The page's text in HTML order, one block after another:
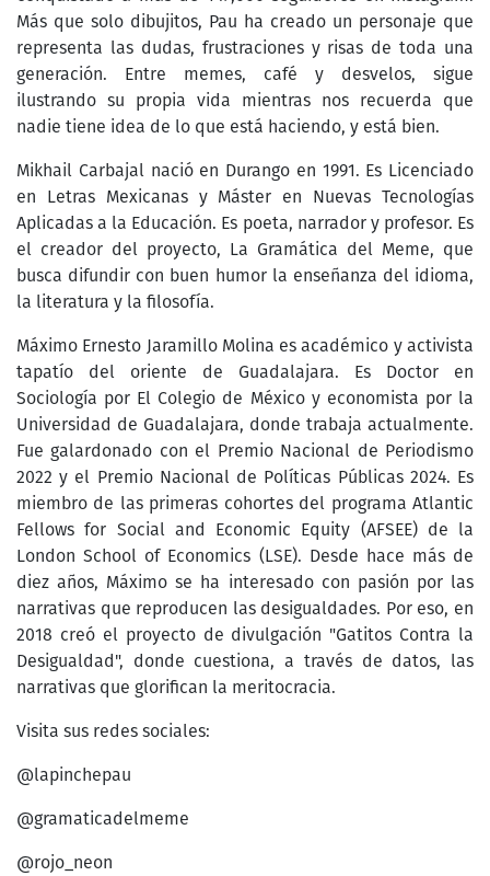
Más que solo dibujitos, Pau ha creado un personaje que
representa las dudas, frustraciones y risas de toda una
generación. Entre memes, café y desvelos, sigue
ilustrando su propia vida mientras nos recuerda que
nadie tiene idea de lo que está haciendo, y está bien.
Mikhail Carbajal nació en Durango en 1991. Es Licenciado
en Letras Mexicanas y Máster en Nuevas Tecnologías
Aplicadas a la Educación. Es poeta, narrador y profesor. Es
el creador del proyecto, La Gramática del Meme, que
busca difundir con buen humor la enseñanza del idioma,
la literatura y la filosofía.
Máximo Ernesto Jaramillo Molina es académico y activista
tapatío del oriente de Guadalajara. Es Doctor en
Sociología por El Colegio de México y economista por la
Universidad de Guadalajara, donde trabaja actualmente.
Fue galardonado con el Premio Nacional de Periodismo
2022 y el Premio Nacional de Políticas Públicas 2024. Es
miembro de las primeras cohortes del programa Atlantic
Fellows for Social and Economic Equity (AFSEE) de la
London School of Economics (LSE). Desde hace más de
diez años, Máximo se ha interesado con pasión por las
narrativas que reproducen las desigualdades. Por eso, en
2018 creó el proyecto de divulgación "Gatitos Contra la
Desigualdad", donde cuestiona, a través de datos, las
narrativas que glorifican la meritocracia.
Visita sus redes sociales:
@lapinchepau
@gramaticadelmeme
@rojo_neon